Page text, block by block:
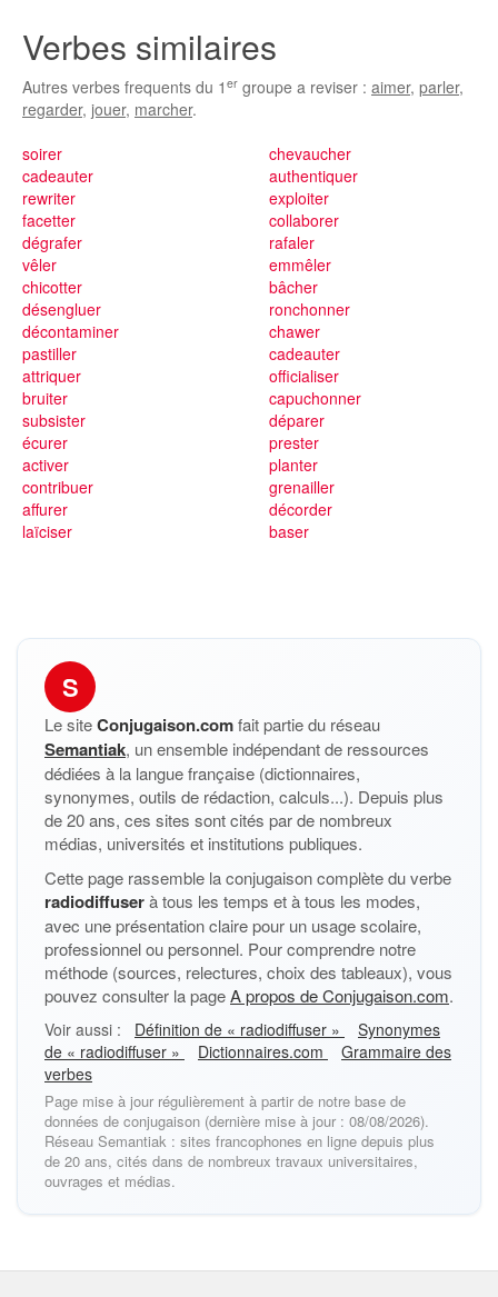
Verbes similaires
Autres verbes frequents du 1 er groupe a reviser : aimer, parler,
regarder, jouer, marcher.
soirer
cadeauter
rewriter
facetter
dégrafer
vêler
chicotter
désengluer
décontaminer
chevaucher
authentiquer
exploiter
collaborer
rafaler
emmêler
bâcher
ronchonner
chawer
pastiller
attriquer
bruiter
subsister
écurer
activer
contribuer
affurer
laïciser
cadeauter
officialiser
capuchonner
déparer
prester
planter
grenailler
décorder
baser
S
Le siteConjugaison.comfait partie du réseau
Semantiak, un ensemble indépendant de ressources
dédiées à la langue française (dictionnaires,
synonymes, outils de rédaction, calculs...). Depuis plus
de 20 ans, ces sites sont cités par de nombreux
médias, universités et institutions publiques.
Cette page rassemble la conjugaison complète du verbe
radiodiffuserà tous les temps et à tous les modes,
avec une présentation claire pour un usage scolaire,
professionnel ou personnel. Pour comprendre notre
méthode (sources, relectures, choix des tableaux), vous
pouvez consulter la pageA propos de Conjugaison.com.
Voir aussi : Définition de « radiodiffuser »
Synonymes
de « radiodiffuser »
Dictionnaires.com
Grammaire des
verbes
Page mise à jour régulièrement à partir de notre base de
données de conjugaison (dernière mise à jour : 08/08/2026).
Réseau Semantiak : sites francophones en ligne depuis plus
de 20 ans, cités dans de nombreux travaux universitaires,
ouvrages et médias.